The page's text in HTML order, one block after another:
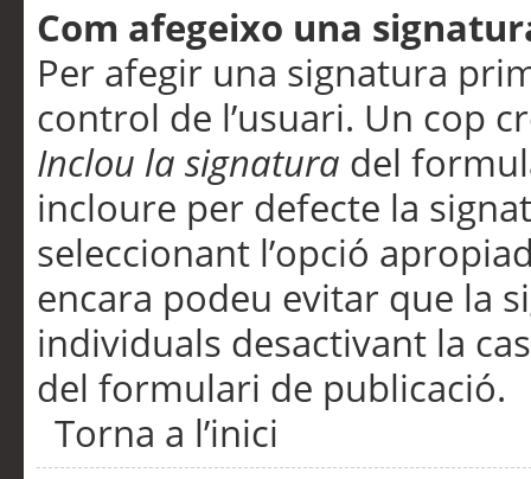
Com afegeixo una
Per afegir una signatura
control de l’usuari. Un cop
Inclou la signatura del
incloure per defecte la
seleccionant l’opció
encara podeu evitar que la
individuals desactivant la
del formulari de publicació.
Torna a l’inici